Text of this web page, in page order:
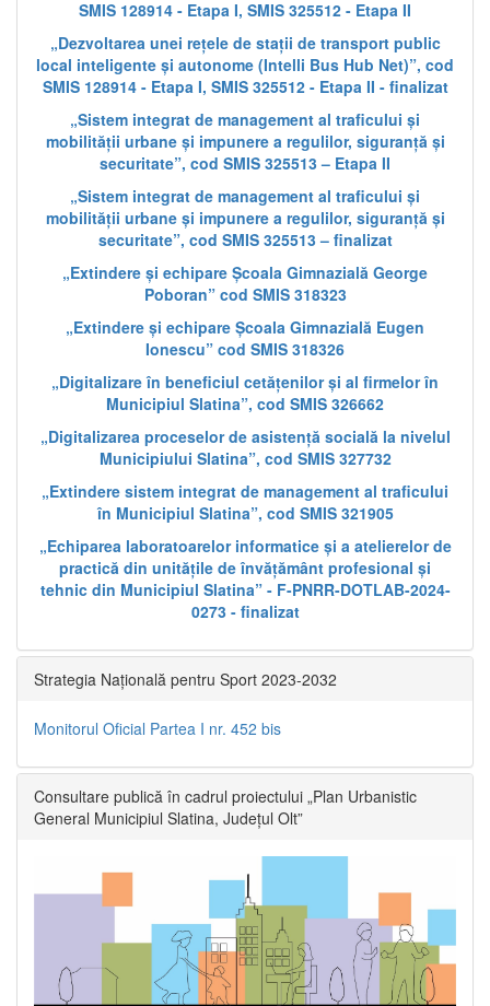
SMIS 128914 - Etapa I, SMIS 325512 - Etapa II
„Dezvoltarea unei rețele de stații de transport public
local inteligente și autonome (Intelli Bus Hub Net)”, cod
SMIS 128914 - Etapa I, SMIS 325512 - Etapa II - finalizat
„Sistem integrat de management al traficului și
mobilității urbane și impunere a regulilor, siguranță și
securitate”, cod SMIS 325513 – Etapa II
„Sistem integrat de management al traficului și
mobilității urbane și impunere a regulilor, siguranță și
securitate”, cod SMIS 325513 – finalizat
„Extindere și echipare Școala Gimnazială George
Poboran” cod SMIS 318323
„Extindere și echipare Școala Gimnazială Eugen
Ionescu” cod SMIS 318326
„Digitalizare în beneficiul cetățenilor și al firmelor în
Municipiul Slatina”, cod SMIS 326662
„Digitalizarea proceselor de asistență socială la nivelul
Municipiului Slatina”, cod SMIS 327732
„Extindere sistem integrat de management al traficului
în Municipiul Slatina”, cod SMIS 321905
„Echiparea laboratoarelor informatice și a atelierelor de
practică din unitățile de învățământ profesional și
tehnic din Municipiul Slatina” - F-PNRR-DOTLAB-2024-
0273 - finalizat
Strategia Națională pentru Sport 2023-2032
Monitorul Oficial Partea I nr. 452 bis
Consultare publică în cadrul proiectului „Plan Urbanistic
General Municipiul Slatina, Județul Olt”